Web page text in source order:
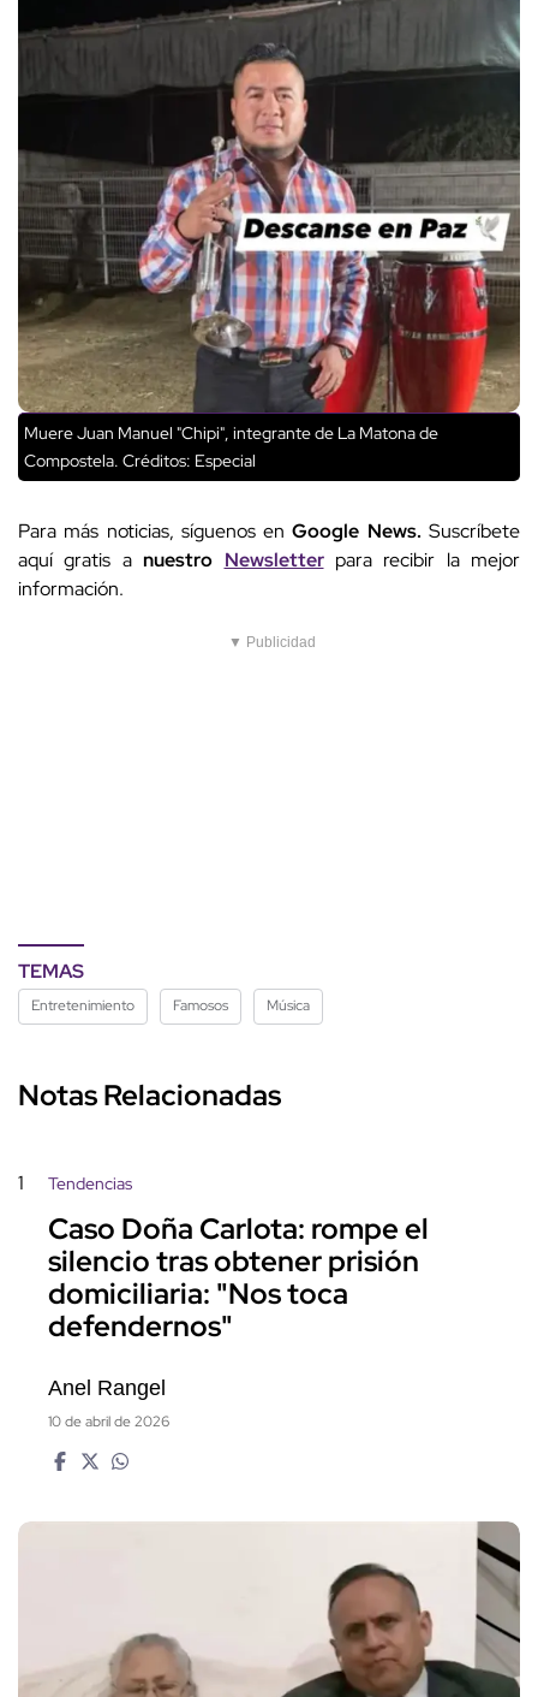
Muere Juan Manuel "Chipi", integrante de La Matona de
Compostela. Créditos: Especial
Para más noticias, síguenos enGoogle News.Suscríbete
aquí gratis anuestro Newsletter para recibir la mejor
información.
▼ Publicidad
TEMAS
Entretenimiento Famosos Música
Notas Relacionadas
1 Tendencias
Caso Doña Carlota: rompe el
silencio tras obtener prisión
domiciliaria: "Nos toca
defendernos"
Anel Rangel
10 de abril de 2026